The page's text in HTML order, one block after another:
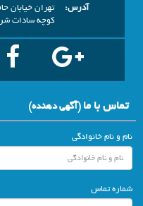
آدرس:
تهران خیابان
کوچه سادات
تماس با ما(آگهي دهنده)
نام و نام خانوادگی
شماره تماس